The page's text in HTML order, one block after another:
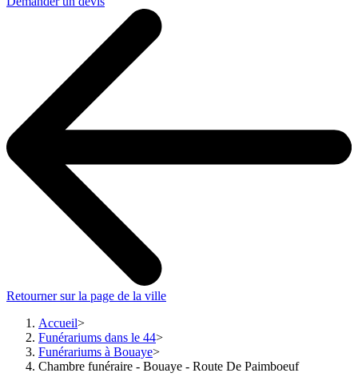
Retourner sur la page de la ville
Accueil
Funérariums dans le 44
Funérariums à Bouaye
Chambre funéraire - Bouaye - Route De Paimboeuf